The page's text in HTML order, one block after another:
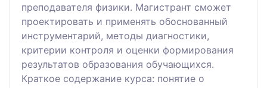
преподавателя физики. Магистрант сможет
проектировать и применять обоснованный
инструментарий, методы диагностики,
критерии контроля и оценки формирования
результатов образования обучающихся.
Краткое содержание курса: понятие о